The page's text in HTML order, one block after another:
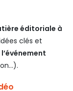
éditoriale à
clés et